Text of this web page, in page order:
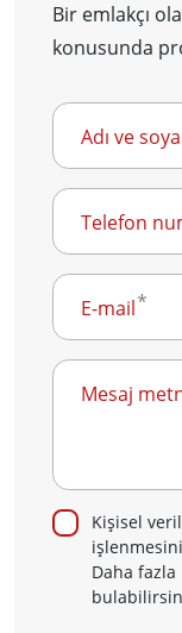
Bir emlakçı
konusunda
Adı ve
Telefon
E-mail
Mesaj
Kişisel
Daha